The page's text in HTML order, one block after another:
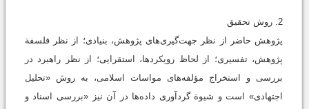
2. روش تحقيق
پژوهش حاضر از نظر جهت‌گیری‌های پژوهش، بنیادی؛ از نظر فلسفة
پژوهش، تفسیری؛ از لحاظ رویکردها، استقرایی؛ از نظر راهبرد در
بررسی و استخراج مؤلفه‌های مواسات اسلامی، به روش «تحلیل
اجتهادی» است و شیوة گرد‌آوری داده‌ها در آن نیز «بررسی اسناد و